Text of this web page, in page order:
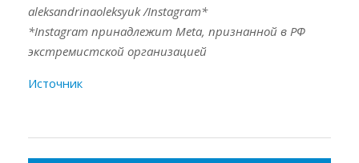
aleksandrinaoleksyuk /Instagram*
*Instagram принадлежит Meta, признанной в РФ
экстремистской организацией
Источник